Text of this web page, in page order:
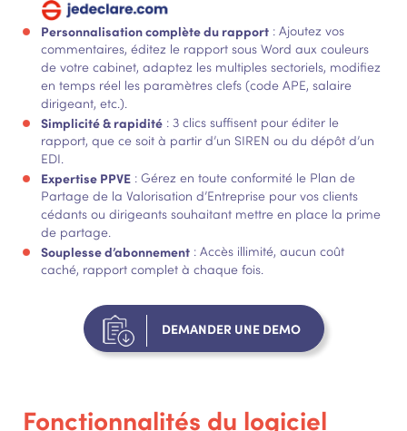
Personnalisation complète du rapport : Ajoutez vos
commentaires, éditez le rapport sous Word aux couleurs
de votre cabinet, adaptez les multiples sectoriels, modifiez
en temps réel les paramètres clefs (code APE, salaire
dirigeant, etc.).
Simplicité & rapidité : 3 clics suffisent pour éditer le
rapport, que ce soit à partir d’un SIREN ou du dépôt d’un
EDI.
Expertise PPVE : Gérez en toute conformité le Plan de
Partage de la Valorisation d’Entreprise pour vos clients
cédants ou dirigeants souhaitant mettre en place la prime
de partage.
Souplesse d’abonnement : Accès illimité, aucun coût
caché, rapport complet à chaque fois.
DEMANDER UNE DEMO
Fonctionnalités du logiciel